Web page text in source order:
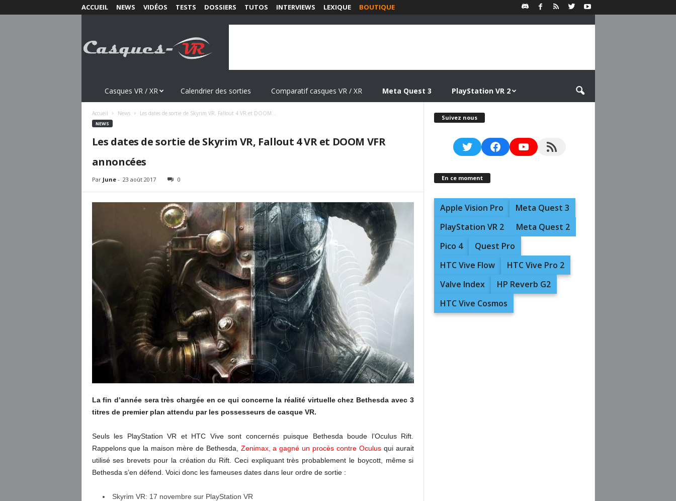
ACCUEIL NEWS VIDÉOS TESTS DOSSIERS TUTOS INTERVIEWS LEXIQUE BOUTIQUE
s
Casques VR / XR Calendrier des sorties Comparatif casques VR / XR Meta Quest 3 PlayStation VR 2
Accueil News Les dates de sortie de Skyrim VR, Fallout 4 VR et DOOM...
NEWS
Les dates de sortie de Skyrim VR, Fallout 4 VR et DOOM VFR
annoncées
Par June- 23 août 2017 0
La fin d’année sera très chargée en ce qui concerne la réalité virtuelle chez Bethesda avec 3
titres de premier plan attendu par les possesseurs de casque VR.
Seuls les PlayStation VR et HTC Vive sont concernés puisque Bethesda boude l’Oculus Rift.
Rappelons que la maison mère de Bethesda, Zenimax, a gagné un procès contre Oculusqui aurait
utilisé ses brevets pour la création du Rift. Ceci expliquant très probablement le boycott, même si
Bethesda s’en défend. Voici donc les fameuses dates dans leur ordre de sortie :
Skyrim VR: 17 novembre sur PlayStation VR
Suivez nous
TwitterFacebookYouTubeRSS Feed
En ce moment
Apple Vision Pro
Meta Quest 3
PlayStation VR 2
Meta Quest 2
Pico 4
Quest Pro
HTC Vive Flow
HTC Vive Pro 2
Valve Index
HP Reverb G2
HTC Vive Cosmos